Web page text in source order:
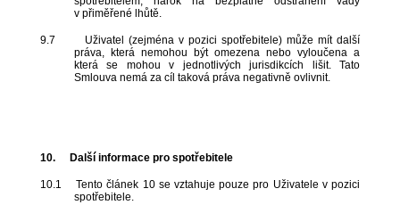
v přiměřené lhůtě.
9.7
Uživatel (zejména v pozici spotřebitele) může mít další
práva, která nemohou být omezena nebo vyloučena a
která se mohou v jednotlivých jurisdikcích lišit. Tato
Smlouva nemá za cíl taková práva negativně ovlivnit.
10. Další informace pro spotřebitele
10.1
Tento článek 10 se vztahuje pouze pro Uživatele v pozici
spotřebitele.